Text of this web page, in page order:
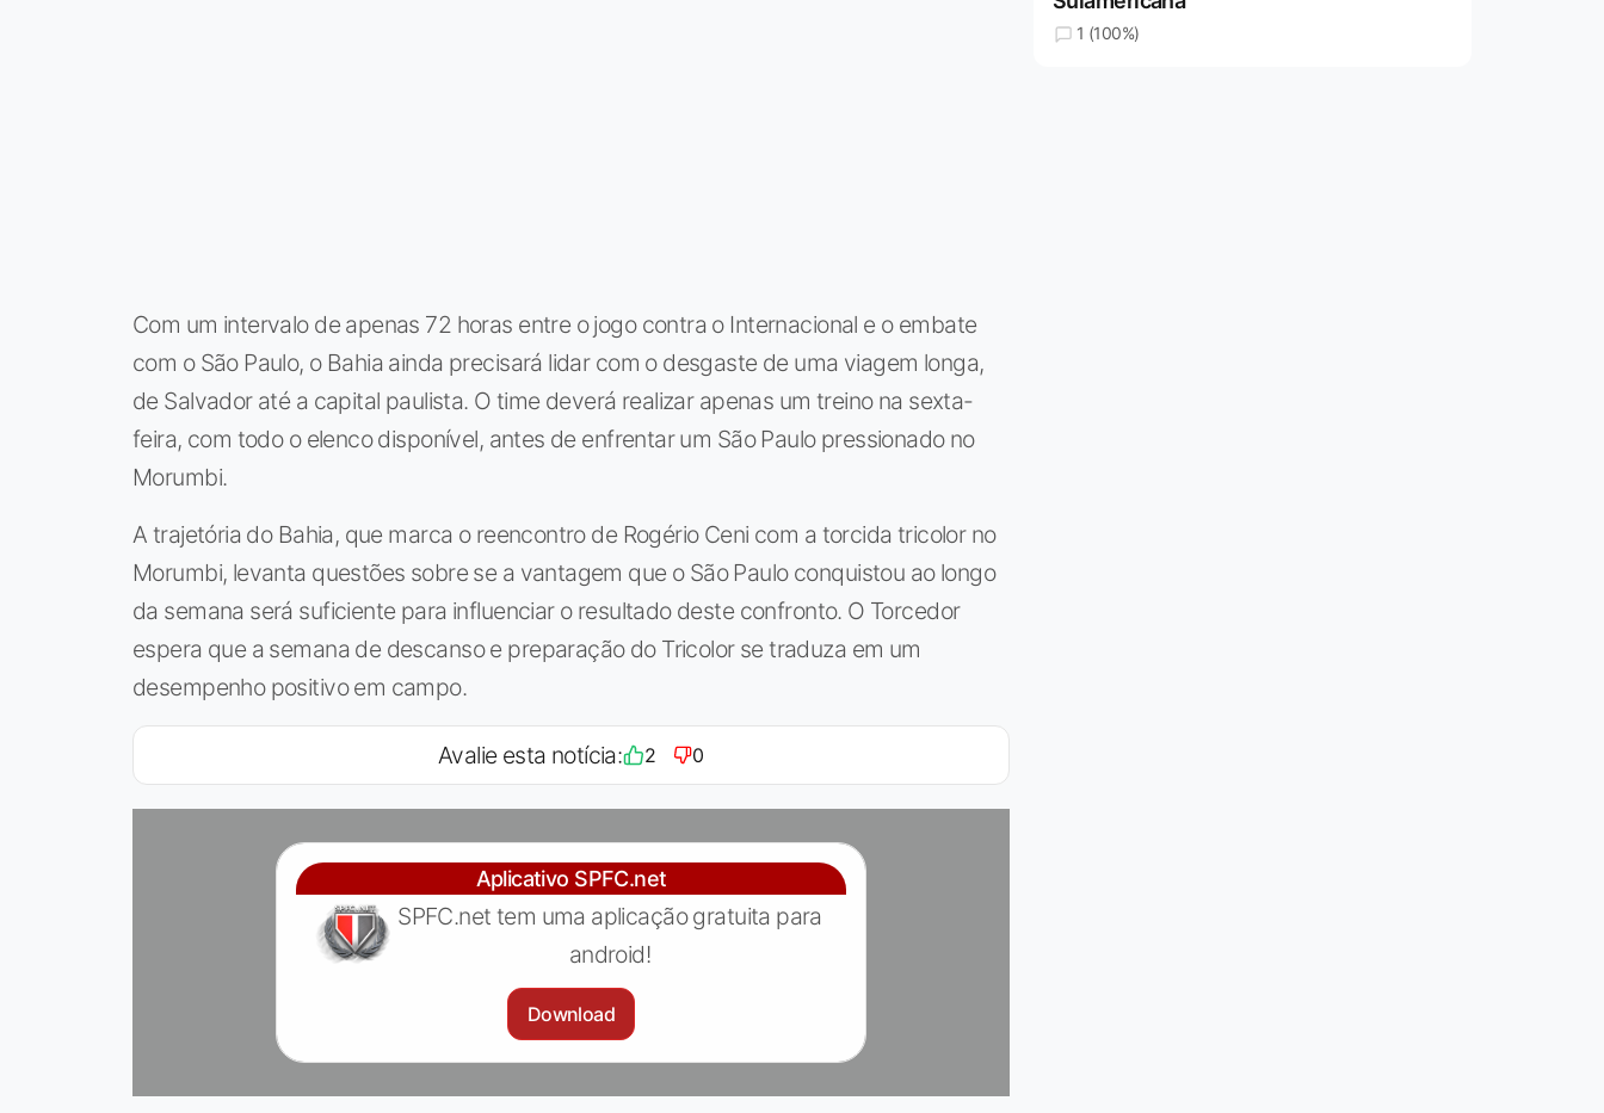
Com um intervalo de apenas 72 horas entre o jogo contra o Internacional e o embate
com o São Paulo, o Bahia ainda precisará lidar com o desgaste de uma viagem longa,
de Salvador até a capital paulista. O time deverá realizar apenas um treino na sexta-
feira, com todo o elenco disponível, antes de enfrentar um São Paulo pressionado no
Morumbi.
A trajetória do Bahia, que marca o reencontro de Rogério Ceni com a torcida tricolor no
Morumbi, levanta questões sobre se a vantagem que o São Paulo conquistou ao longo
da semana será suficiente para influenciar o resultado deste confronto. O Torcedor
espera que a semana de descanso e preparação do Tricolor se traduza em um
desempenho positivo em campo.
Avalie esta notícia: 2 0
Aplicativo SPFC.net
SPFC.net tem uma aplicação gratuita para
android!
Download
1 (100%)